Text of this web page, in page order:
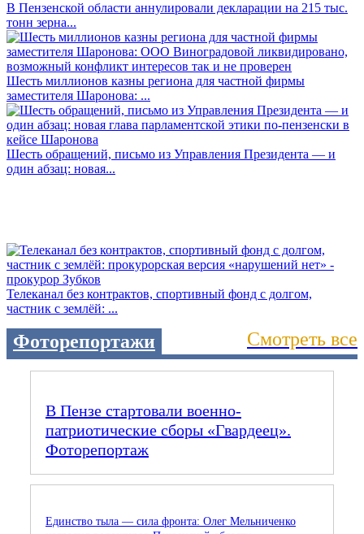
В Пензенской области аннулировали декларации на 215 тыс.
тонн зерна...
Шесть миллионов казны региона для частной фирмы
заместителя Шаронова: ...
Шесть обращений, письмо из Управления Президента — и
один абзац: новая...
Телеканал без контрактов, спортивный фонд с долгом,
частник с землёй: ...
Фоторепортажи Смотреть все
В Пензе стартовали военно-
патриотические сборы «Гвардеец».
Фоторепортаж
Единство тыла — сила фронта: Олег Мельниченко